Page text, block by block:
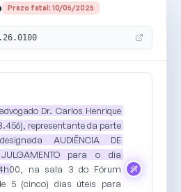
Prazo fatal: 10/05/2025
advogado Dr. Carlos
representante da
designada AUDIÊNCIA
JULGAMENTO para o
na sala 3 do
5 (cinco) dias úteis